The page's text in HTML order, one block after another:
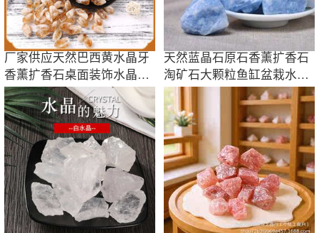
厂家供应天然巴西黄水晶牙
香薰扩香石桌面装饰水晶原
石盆栽造景
天然蓝晶石原石香薰扩香石
淘矿石大颗粒鱼缸盆栽水晶
石